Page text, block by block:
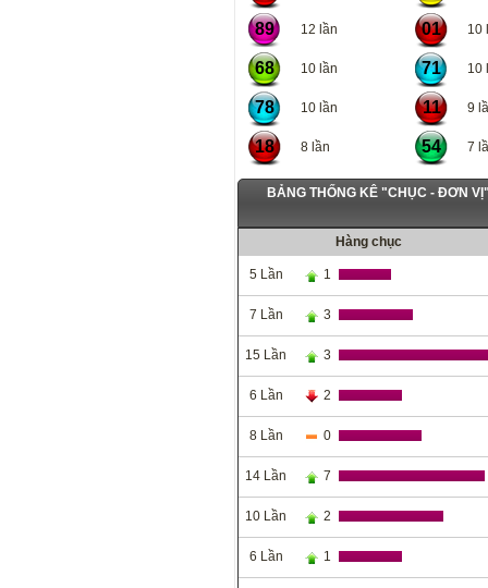
89 12 lần 01 10
68 10 lần 71 10
78 10 lần 11 9
18 8 lần 54 7
BẢNG THỐNG KÊ "CHỤC - ĐƠN
Hàng chục
5 Lần 1
7 Lần 3
15 Lần 3
6 Lần 2
8 Lần 0
14 Lần 7
10 Lần 2
6 Lần 1